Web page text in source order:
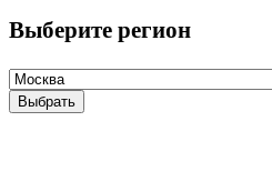
Выберите регион
Выбрать